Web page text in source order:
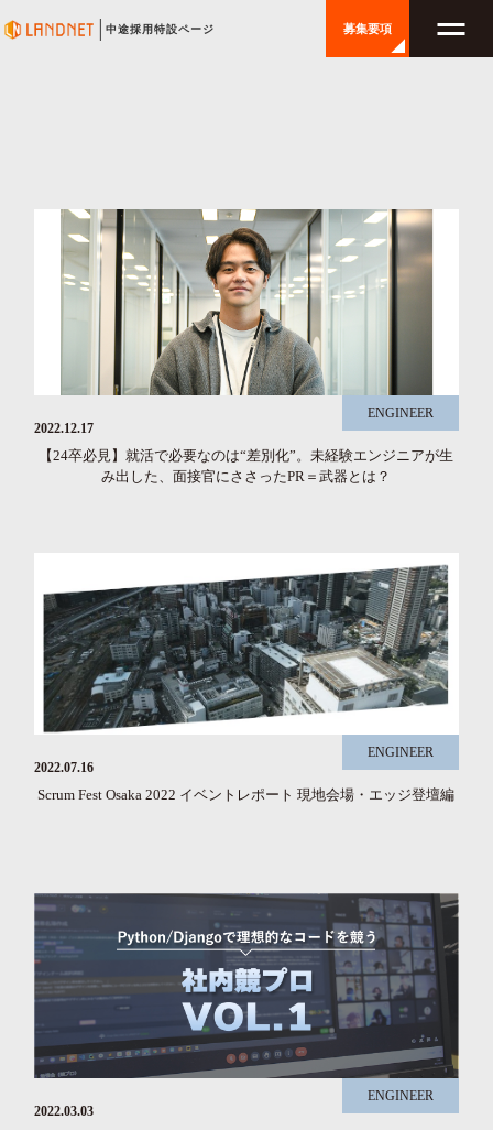
中途採用特設ページ 募集要項
ENGINEER
2022.12.17
【24卒必見】就活で必要なのは“差別化”。未経験エンジニアが生
み出した、面接官にささったPR＝武器とは？
ENGINEER
2022.07.16
Scrum Fest Osaka 2022 イベントレポート 現地会場・エッジ登壇編
ENGINEER
2022.03.03